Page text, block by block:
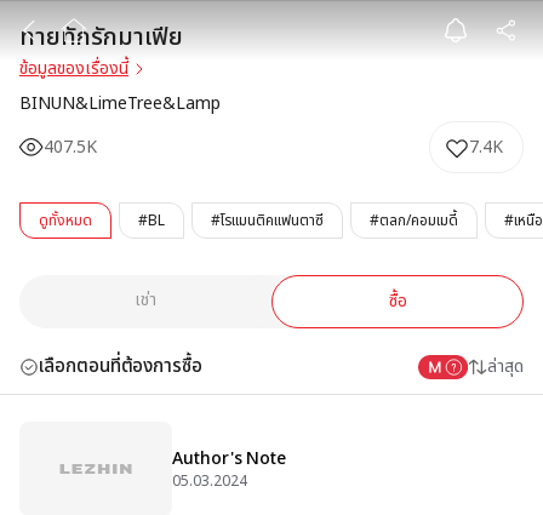
ทายทักรักมาเฟีย
ทายทักรักมาเฟีย
ข้อมูลของเรื่องนี้
BINUN&LimeTree&Lamp
407.5K
7.4K
ดูทั้งหมด #BL #โรแมนติคแฟนตาซี #ตลก/คอมเมดี้ #เหนื
เช่า ซื้อ
เลือกตอนที่ต้องการซื้อ ล่าสุด
Author's Note
05.03.2024